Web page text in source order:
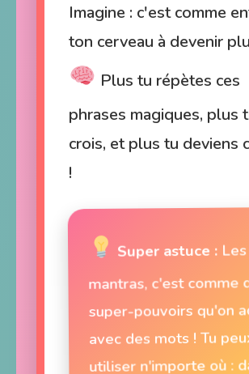
Imagine : c'est comme
ton cerveau à devenir
Plus tu répètes ces
phrases magiques, plus
crois, et plus tu deviens
!
Super astuce : Les
mantras, c'est comme
super-pouvoirs qu'on
avec des mots ! Tu
utiliser n'importe où :